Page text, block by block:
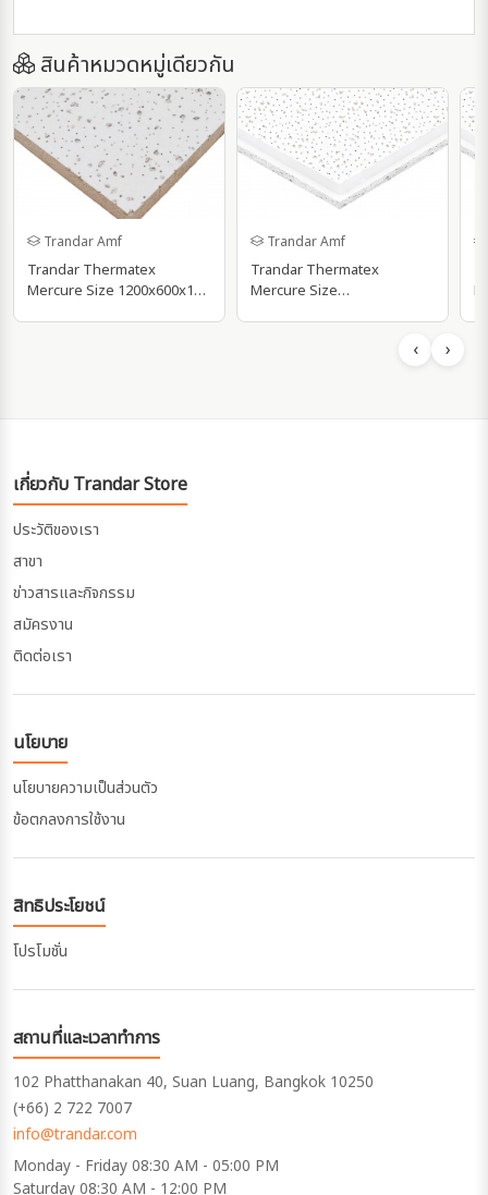
สินค้าหมวดหมู่เดียวกัน
Trandar Amf
Trandar Thermatex
Mercure Size 1200x600x15
Trandar Amf
Trandar Thermatex
Mercure Size
‹ ›
เกี่ยวกับ Trandar Store
ประวัติของเรา
สาขา
ข่าวสารและกิจกรรม
สมัครงาน
ติดต่อเรา
นโยบาย
นโยบายความเป็นส่วนตัว
ข้อตกลงการใช้งาน
สิทธิประโยชน์
โปรโมชั่น
สถานที่และเวลาทำการ
102 Phatthanakan 40, Suan Luang, Bangkok 10250
(+66) 2 722 7007
info@trandar.com
Monday - Friday 08:30 AM - 05:00 PM
Saturday 08:30 AM - 12:00 PM